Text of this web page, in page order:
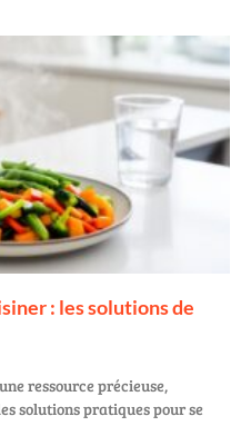
: les solutions de
ressource précieuse,
solutions pratiques pour se